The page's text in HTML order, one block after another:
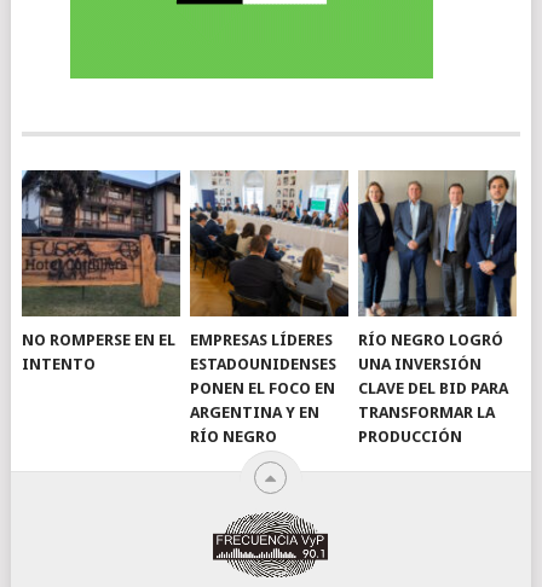
NO ROMPERSE EN EL
INTENTO
EMPRESAS LÍDERES
ESTADOUNIDENSES
PONEN EL FOCO EN
ARGENTINA Y EN
RÍO NEGRO
RÍO NEGRO LOGRÓ
UNA INVERSIÓN
CLAVE DEL BID PARA
TRANSFORMAR LA
PRODUCCIÓN